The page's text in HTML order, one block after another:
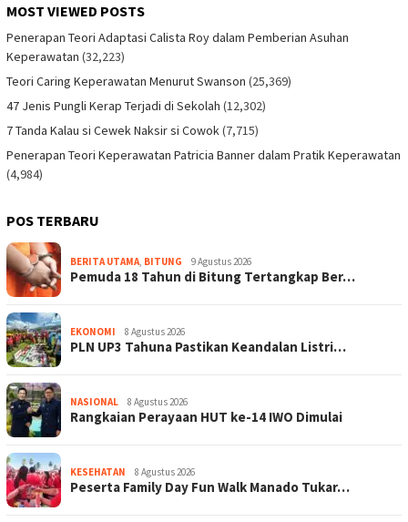
MOST VIEWED POSTS
Penerapan Teori Adaptasi Calista Roy dalam Pemberian Asuhan
Keperawatan (32,223)
Teori Caring Keperawatan Menurut Swanson (25,369)
47 Jenis Pungli Kerap Terjadi di Sekolah (12,302)
7 Tanda Kalau si Cewek Naksir si Cowok(7,715)
Penerapan Teori Keperawatan Patricia Banner dalam Pratik Keperawatan
(4,984)
POS TERBARU
BERITA UTAMA BITUNG 9 Agustus 2026
Pemuda 18 Tahun di Bitung Tertangkap Ber…
EKONOMI 8 Agustus 2026
PLN UP3 Tahuna Pastikan Keandalan Listri…
NASIONAL 8 Agustus 2026
Rangkaian Perayaan HUT ke-14 IWO Dimulai
KESEHATAN 8 Agustus 2026
Peserta Family Day Fun Walk Manado Tukar…